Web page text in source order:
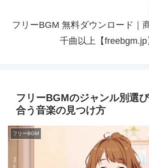
フリーBGM 無料ダウンロード｜
千曲以上【freebgm.jp
フリーBGMのジャンル別選
合う音楽の見つけ方
フリーBGM